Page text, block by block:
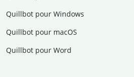
Quillbot pour Windows
Quillbot pour macOS
Quillbot pour Word